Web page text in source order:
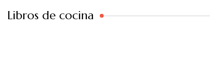
Libros de cocina